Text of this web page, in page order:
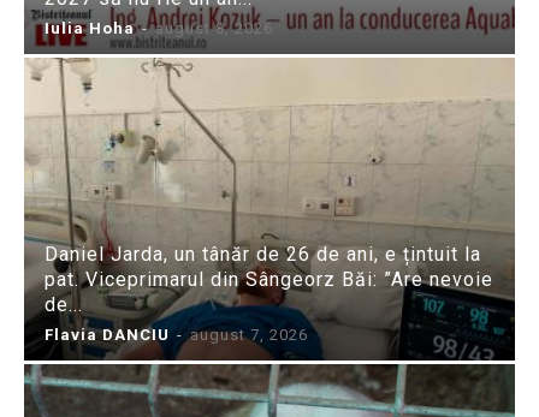
Iulia Hoha - august 8, 2026
Daniel Jarda, un tânăr de 26 de ani, e țintuit la
pat. Viceprimarul din Sângeorz Băi: ”Are nevoie
de...
Flavia DANCIU - august 7, 2026